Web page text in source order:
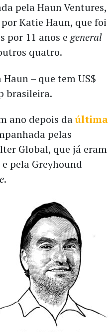
pela Haun Ventures,
Katie Haun, que foi
por 11 anos egeneral
quatro.
– que tem US$
brasileira.
ano depois daúltima
pelas
Global, que já eram
e pela Greyhound
.